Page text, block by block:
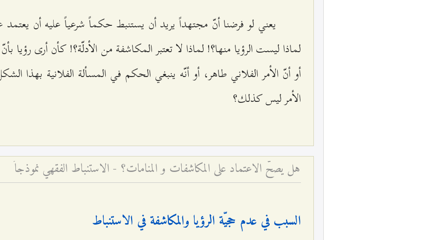
يعني لو فرضنا أنّ مجتهداً يريد أن يستنبط حكماً شرعياً عليه أن
لماذا ليست الرؤيا منها؟! لماذا لا تعتبر المكاشفة من الأدلّة؟! كأن أرى رؤيا
أو أنّ الأمر الفلاني طاهر، أو أنّه ينبغي الحكم في المسألة الفلانية بهذا
الأمر ليس كذلك؟
هل يصحّ الاعتماد على المكاشفات و المنامات؟ - الاستنباط الفقهي نموذجاً
السبب في عدم حجيّة الرؤيا والمكاشفة في الاستنباط